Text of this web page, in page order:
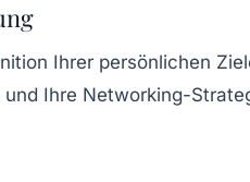
Ihrer persönlichen
Ihre Networking-